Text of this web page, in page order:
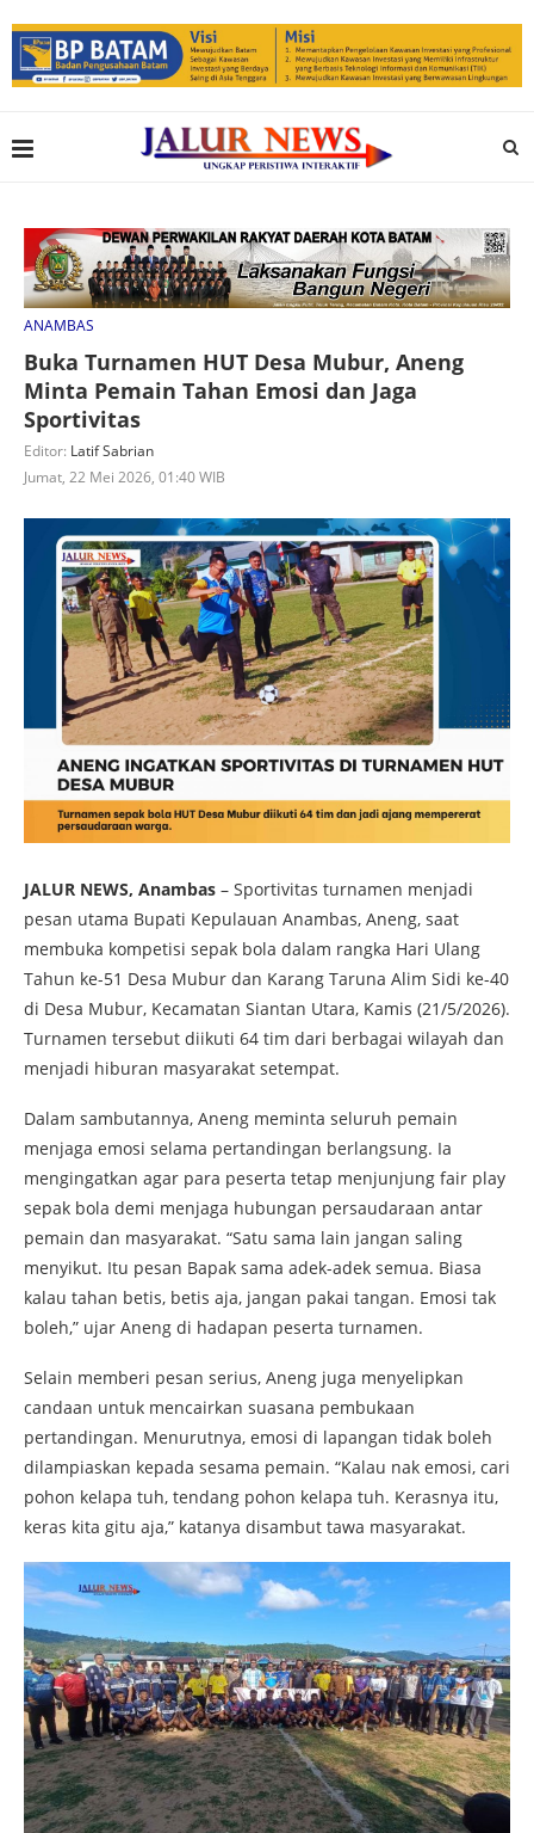
ANAMBAS
Buka Turnamen HUT Desa Mubur, Aneng
Minta Pemain Tahan Emosi dan Jaga
Sportivitas
Editor: Latif Sabrian
Jumat, 22 Mei 2026, 01:40 WIB
JALUR NEWS, Anambas – Sportivitas turnamen menjadi
pesan utama Bupati Kepulauan Anambas, Aneng, saat
membuka kompetisi sepak bola dalam rangka Hari Ulang
Tahun ke-51 Desa Mubur dan Karang Taruna Alim Sidi ke-40
di Desa Mubur, Kecamatan Siantan Utara, Kamis (21/5/2026).
Turnamen tersebut diikuti 64 tim dari berbagai wilayah dan
menjadi hiburan masyarakat setempat.
Dalam sambutannya, Aneng meminta seluruh pemain
menjaga emosi selama pertandingan berlangsung. Ia
mengingatkan agar para peserta tetap menjunjung fair play
sepak bola demi menjaga hubungan persaudaraan antar
pemain dan masyarakat. “Satu sama lain jangan saling
menyikut. Itu pesan Bapak sama adek-adek semua. Biasa
kalau tahan betis, betis aja, jangan pakai tangan. Emosi tak
boleh,” ujar Aneng di hadapan peserta turnamen.
Selain memberi pesan serius, Aneng juga menyelipkan
candaan untuk mencairkan suasana pembukaan
pertandingan. Menurutnya, emosi di lapangan tidak boleh
dilampiaskan kepada sesama pemain. “Kalau nak emosi, cari
pohon kelapa tuh, tendang pohon kelapa tuh. Kerasnya itu,
keras kita gitu aja,” katanya disambut tawa masyarakat.